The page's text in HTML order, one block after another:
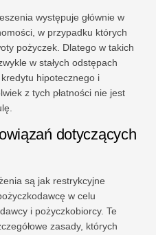
występuje głównie w
w przypadku których
pożyczek. Dlatego w takich
w stałych odstępach
hipotecznego i
z tych płatności nie jest
dotyczących
są jak restrykcyjne
w celu
i pożyczkobiorcy. Te
zasady, których